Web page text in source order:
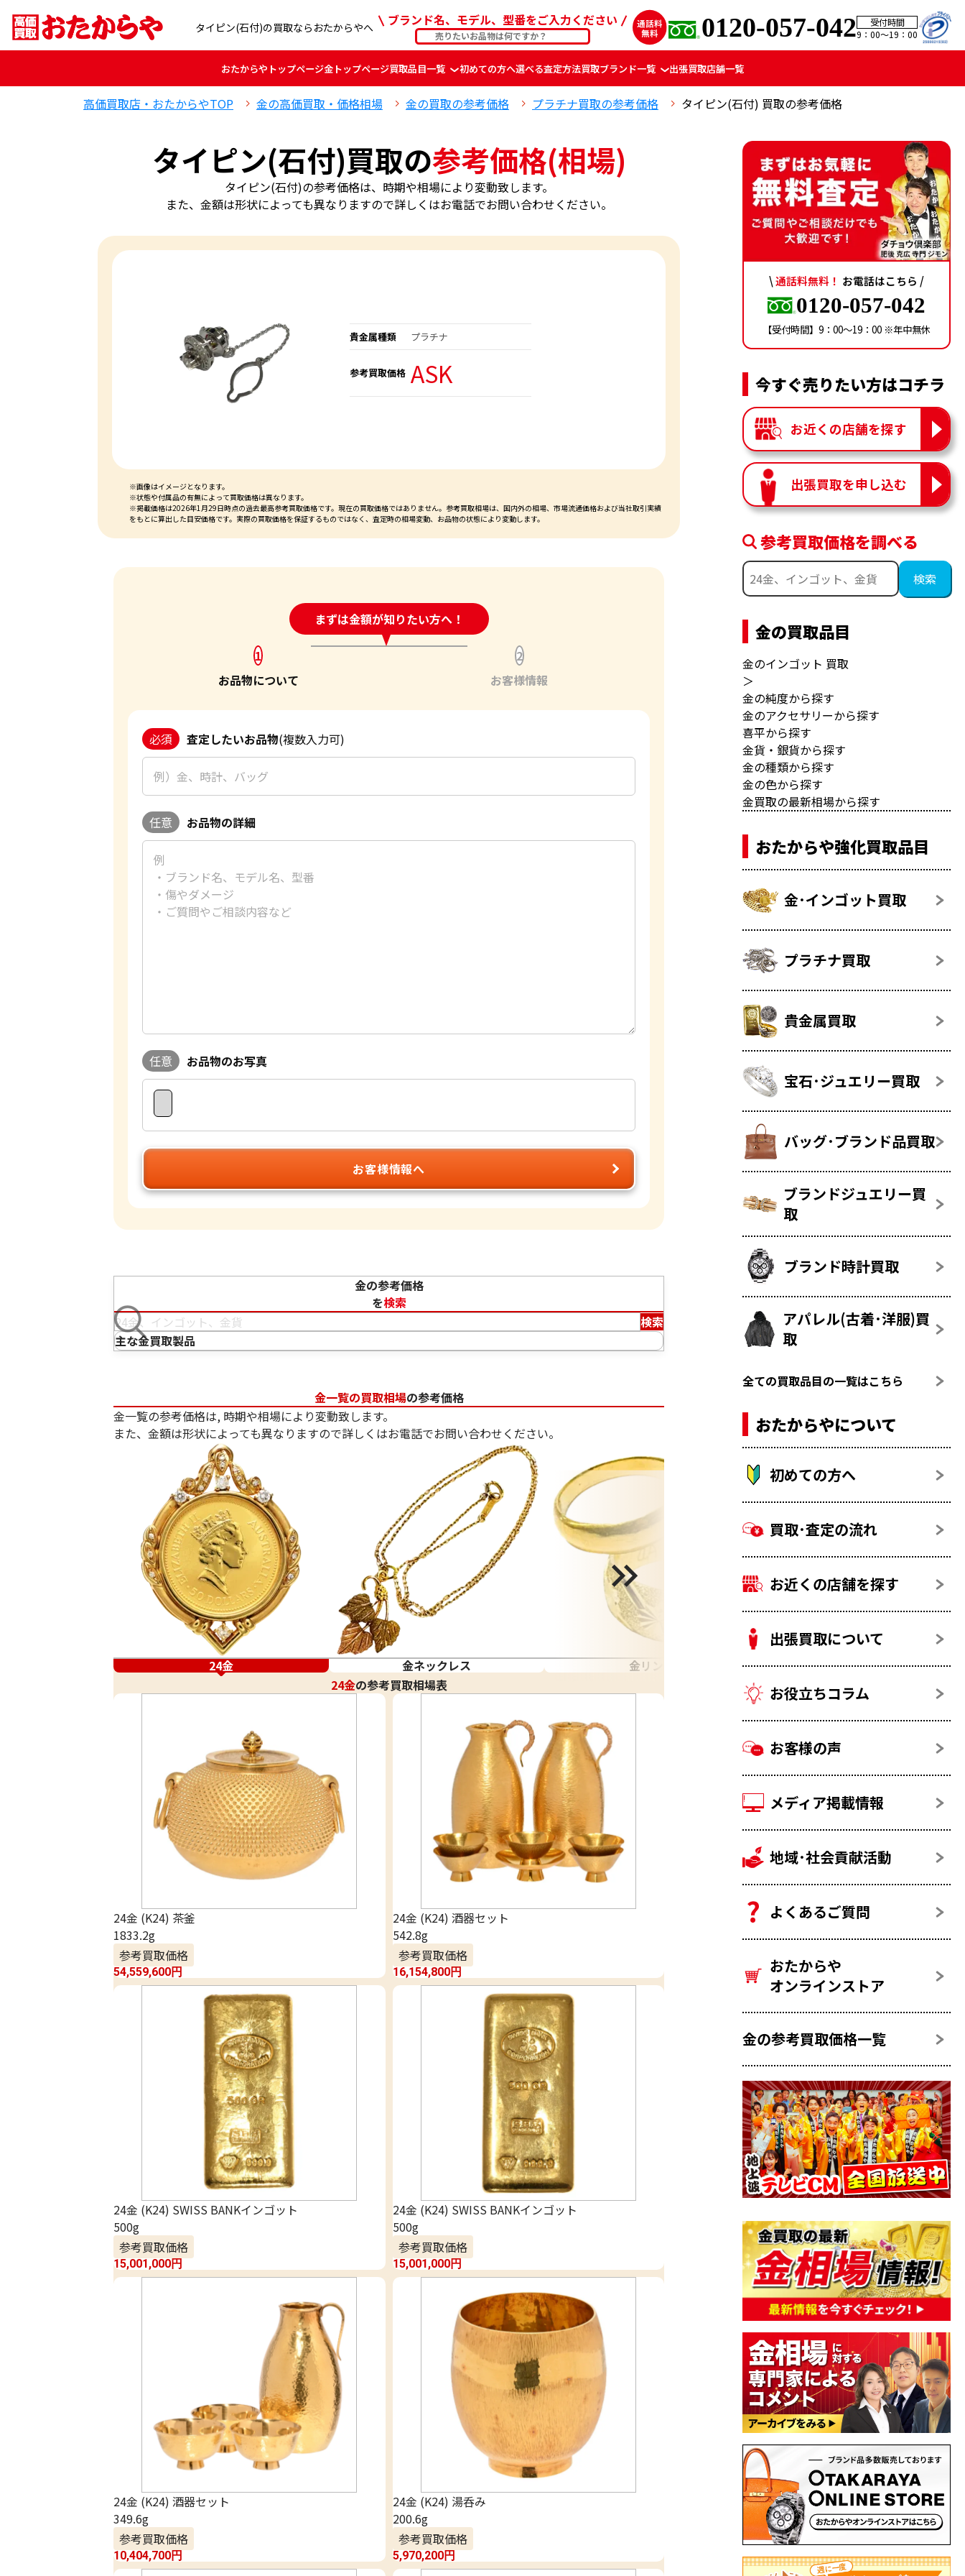
タイピン(石付)の買取ならおたからやへ ブランド名、モデル、型番をご入力ください 0120-057-042
受付時間
9：00〜19：00
おたからや トップページ金 トップページ買取品目一覧 初めての方へ選べる査定方法買取ブランド一覧 出張買取店舗一覧
高価買取店・おたからやTOP 金の高価買取・価格相場 金の買取の参考価格 プラチナ買取の参考価格 タイピン(石付) 買取の参考価格
タイピン(石付)買取の参考価格(相場)
タイピン(石付)の参考価格は、時期や相場により変動致します。
また、金額は形状によっても異なりますので詳しくはお電話でお問い合わせください。
貴金属種類 プラチナ
参考買取価格 ASK
※画像はイメージとなります。
※状態や付属品の有無によって買取価格は異なります。
※掲載価格は2026年1月29日時点の過去最高参考買取価格です。現在の買取価格ではありません。参考買取相場は、国内外の相場、市場流通価格および当社取引実績
をもとに算出した目安価格です。実際の買取価格を保証するものではなく、査定時の相場変動、お品物の状態により変動します。
まずは金額が知りたい方へ！
24時間受付中!問い合わせフォーム
1
お品物について
2
お客様情報
必須 査定したいお品物(複数入力可)
任意 お品物の詳細
任意 お品物のお写真
お客様情報へ
金の参考価格
を検索
検索
主な金買取製品
金一覧の買取相場の参考価格
金一覧の参考価格は, 時期や相場により変動致します。
また、金額は形状によっても異なりますので詳しくはお電話でお問い合わせください。
24金 金ネックレス 金リング
金貨・記念硬貨
24金の参考買取相場表
24金 (K24) 茶釜
1833.2g
参考買取価格
54,559,600円
24金 (K24) 酒器セット
542.8g
参考買取価格
16,154,800円
24金 (K24) SWISS BANKインゴット
500g
参考買取価格
15,001,000円
24金 (K24) SWISS BANKインゴット
500g
参考買取価格
15,001,000円
24金 (K24) 酒器セット
349.6g
参考買取価格
10,404,700円
24金 (K24) 湯呑み
200.6g
参考買取価格
5,970,200円
\通話料無料！ お電話はこちら /
0120-057-042
【受付時間】9：00〜19：00 ※年中無休
今すぐ売りたい方はコチラ
お近くの店舗を探す
出張買取を申し込む
参考買取価格を調べる
金の買取品目
金のインゴット 買取
＞
金の純度から探す
金のアクセサリーから探す
喜平から探す
金貨・銀貨から探す
金の種類から探す
金の色から探す
金買取の最新相場から探す
おたからや強化買取品目
金･インゴット買取
プラチナ買取
貴金属買取
宝石･ジュエリー買取
バッグ･ブランド品買取
ブランドジュエリー買
取
ブランド時計買取
アパレル(古着･洋服)買
取
全ての買取品目の一覧はこちら
おたからやについて
初めての方へ
買取･査定の流れ
お近くの店舗を探す
出張買取について
お役立ちコラム
お客様の声
メディア掲載情報
地域･社会貢献活動
よくあるご質問
おたからや
オンラインストア
金の参考買取価格一覧